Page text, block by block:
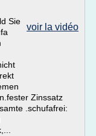
voir la vidéo
Sie
Zinssatz
.schufafrei: